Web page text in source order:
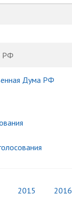
РФ
Дума РФ
2015 2016